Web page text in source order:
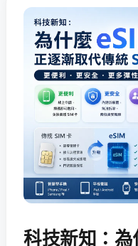
科技新知：為